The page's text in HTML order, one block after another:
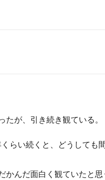
が、引き続き観ている。
らい続くと、どうしても
んだ面白く観ていたと思